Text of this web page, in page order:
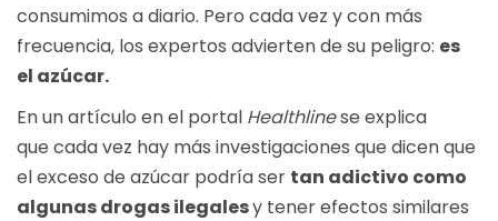
consumimos a diario. Pero cada vez y con más
frecuencia, los expertos advierten de su peligro: es
el azúcar.
En un artículo en el portal Healthlinese explica
que cada vez hay más investigaciones que dicen que
el exceso de azúcar podría ser tan adictivo como
algunas drogas ilegalesy tener efectos similares